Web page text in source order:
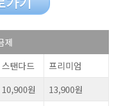
제
스탠다드
프리미엄
10,900원 13,900원